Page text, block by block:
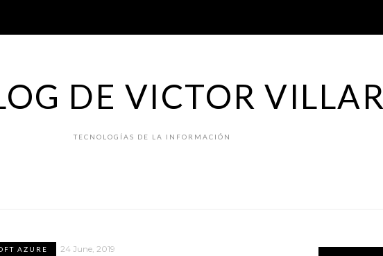
DE VICTOR VILLAR
TECNOLOGÍAS DE LA INFORMACIÓN
AZURE 24 June, 2019